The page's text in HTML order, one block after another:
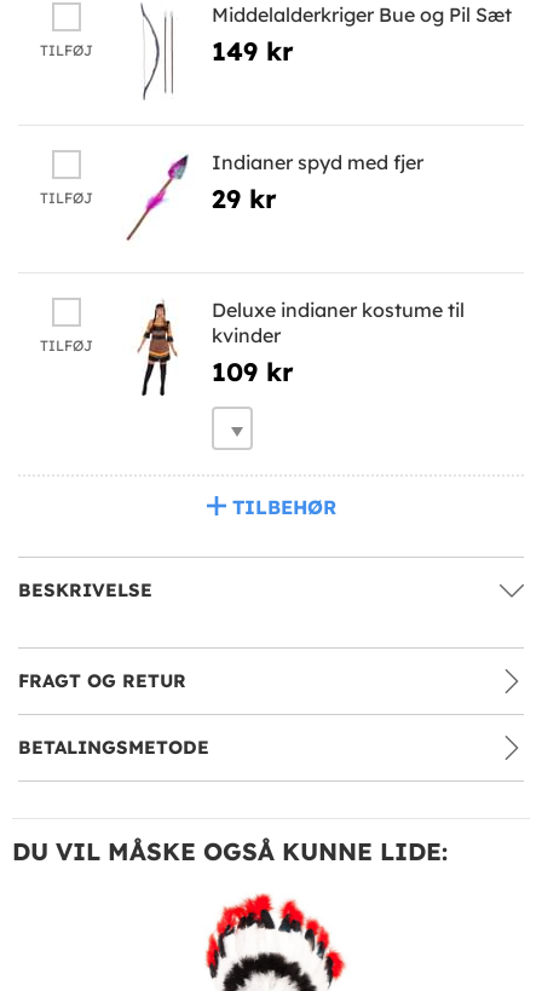
TILFØJ
Middelalderkriger Bue og Pil Sæt
149 kr
TILFØJ
Indianer spyd med fjer
29 kr
TILFØJ
Deluxe indianer kostume til
kvinder
109 kr
TILBEHØR
BESKRIVELSE
FRAGT OG RETUR
BETALINGSMETODE
DU VIL MÅSKE OGSÅ KUNNE LIDE: